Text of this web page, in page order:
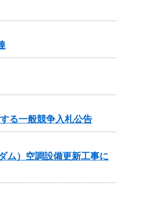
る一般競争入札公告
ム）空調設備更新工事に